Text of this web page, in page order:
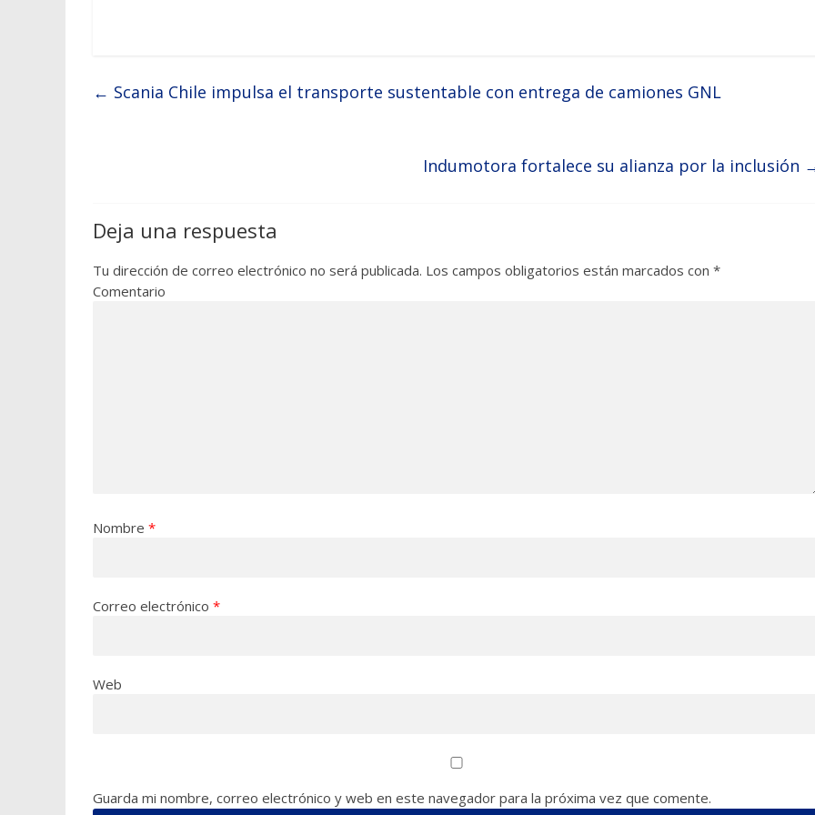
← Scania Chile impulsa el transporte sustentable con entrega de camiones GNL
Indumotora fortalece su alianza por la inclusión
Deja una respuesta
Tu dirección de correo electrónico no será publicada. Los campos obligatorios están marcados con *
Comentario
Nombre *
Correo electrónico *
Web
Guarda mi nombre, correo electrónico y web en este navegador para la próxima vez que comente.